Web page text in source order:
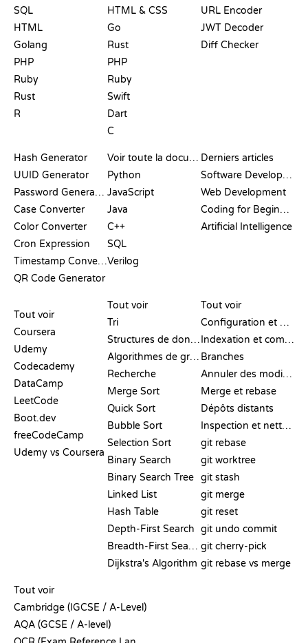
SQL
HTML
Golang
PHP
Ruby
Rust
R
HTML & CSS
Go
Rust
PHP
Ruby
Swift
Dart
C
URL Encoder
JWT Decoder
Diff Checker
Hash Generator
UUID Generator
Password Generator
Case Converter
Color Converter
Cron Expression
Timestamp Converter
QR Code Generator
Voir toute la documentation
Python
JavaScript
Java
C++
SQL
Verilog
Derniers articles
Software Development
Web Development
Coding for Beginners
Artificial Intelligence
Tout voir
Coursera
Udemy
Codecademy
DataCamp
LeetCode
Boot.dev
freeCodeCamp
Udemy vs Coursera
Tout voir
Tri
Structures de données
Algorithmes de graphes
Recherche
Merge Sort
Quick Sort
Bubble Sort
Selection Sort
Binary Search
Binary Search Tree
Linked List
Hash Table
Depth-First Search
Breadth-First Search
Dijkstra's Algorithm
Tout voir
Configuration et mise en place
Indexation et commit
Branches
Annuler des modifications
Merge et rebase
Dépôts distants
Inspection et nettoyage
git rebase
git worktree
git stash
git merge
git reset
git undo commit
git cherry-pick
git rebase vs merge
Tout voir
Cambridge (IGCSE / A-Level)
AQA (GCSE / A-level)